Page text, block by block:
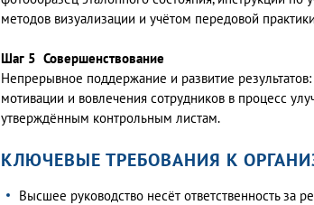
методов визуализации и учётом передовой
Шаг 5 Совершенствование
Непрерывное поддержание и развитие
мотивации и вовлечения сотрудников в процесс
утверждённым контрольным листам.
КЛЮЧЕВЫЕ ТРЕБОВАНИЯ К
Высшее руководство несёт ответственность за